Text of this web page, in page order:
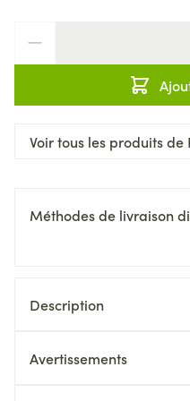
Voir tous les produits de
Méthodes de livraison
Description
Avertissements